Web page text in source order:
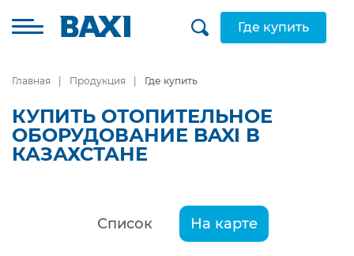
Где купить
Главная Продукция Где купить
КУПИТЬ ОТОПИТЕЛЬНОЕ
ОБОРУДОВАНИЕ BAXI В
КАЗАХСТАНЕ
Список На карте